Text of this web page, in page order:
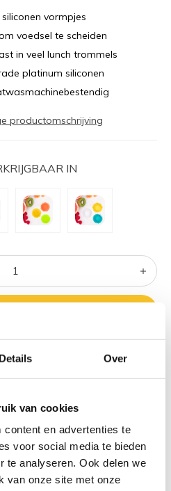
Details Over
van cookies
en advertenties te
voor social media te bieden
te analyseren. Ook delen we
van onze site met onze
vormpjes
voedsel te scheiden
in veel lunch trommels
platinum siliconen
productomschrijving
IN
€60 + gratis cadeau twv
(BE & international)
siliconen deksel